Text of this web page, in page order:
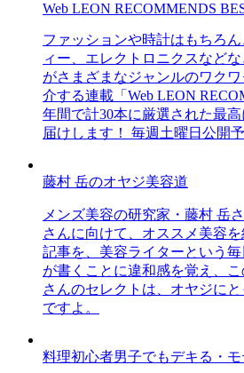
Web LEON RECOMMENDS
ファッションや時計はもちろ
ィー、エレクトロニクスなど
がさまざまなジャンルのワク
介する連載「Web LEON
年間で計30本に厳選された最
届けします！ 毎週土曜日公開予
藤村 岳のオヤジ美容道
メンズ美容の研究家・藤村 岳
さんに向けて、オススメ美容
記事を、美容ライターという
が書くことに違和感を覚え、
さんのセレクトは、オヤジに
ですよ。
料理初心者男子でもデキる・